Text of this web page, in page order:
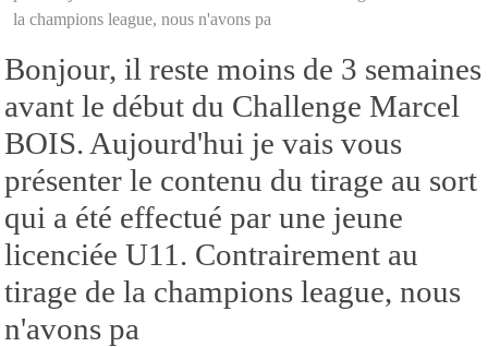
la champions league, nous n'avons pa
Bonjour, il reste moins de 3 semaines
avant le début du Challenge Marcel
BOIS. Aujourd'hui je vais vous
présenter le contenu du tirage au sort
qui a été effectué par une jeune
licenciée U11. Contrairement au
tirage de la champions league, nous
n'avons pa